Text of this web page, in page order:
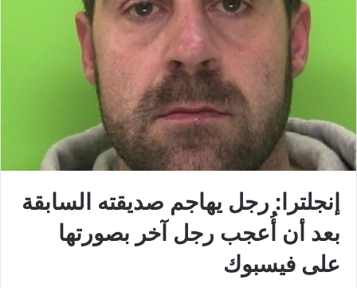
إنجلترا: رجل يهاجم صديقته السابقة
بعد أن أُعجب رجل آخر بصورتها
على فيسبوك